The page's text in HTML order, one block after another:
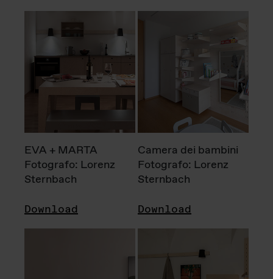
EVA + MARTA
Fotografo: Lorenz
Sternbach
Download
Camera dei bambini
Fotografo: Lorenz
Sternbach
Download